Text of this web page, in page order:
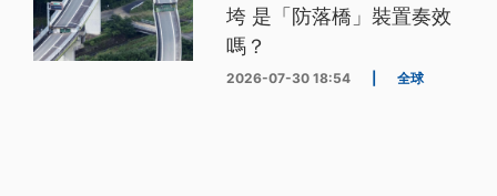
垮 是「防落橋」裝置奏效
嗎？
2026-07-30 18:54 全球